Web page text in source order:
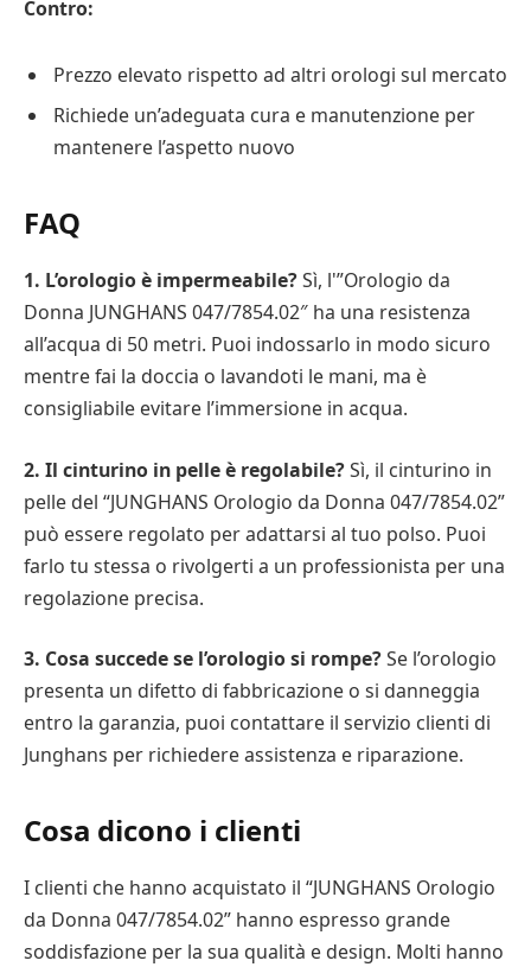
Contro:
Prezzo elevato rispetto ad altri orologi sul mercato
Richiede un’adeguata cura e manutenzione per
mantenere l’aspetto nuovo
FAQ
1. L’orologio è impermeabile?Sì, l'”Orologio da
Donna JUNGHANS 047/7854.02″ ha una resistenza
all’acqua di 50 metri. Puoi indossarlo in modo sicuro
mentre fai la doccia o lavandoti le mani, ma è
consigliabile evitare l’immersione in acqua.
2. Il cinturino in pelle è regolabile?Sì, il cinturino in
pelle del “JUNGHANS Orologio da Donna 047/7854.02”
può essere regolato per adattarsi al tuo polso. Puoi
farlo tu stessa o rivolgerti a un professionista per una
regolazione precisa.
3. Cosa succede se l’orologio si rompe?Se l’orologio
presenta un difetto di fabbricazione o si danneggia
entro la garanzia, puoi contattare il servizio clienti di
Junghans per richiedere assistenza e riparazione.
Cosa dicono i clienti
I clienti che hanno acquistato il “JUNGHANS Orologio
da Donna 047/7854.02” hanno espresso grande
soddisfazione per la sua qualità e design. Molti hanno